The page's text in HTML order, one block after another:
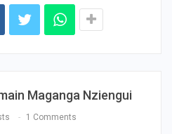
Maganga Nziengui
1 Comments